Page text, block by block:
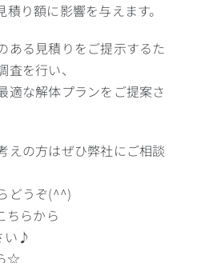
り額に影響を与えます。
ある見積りをご提示するた
を行い、
適な解体プランをご提案さ
えの方はぜひ弊社にご相談
どうぞ(^^)
ちらから
い♪
☆